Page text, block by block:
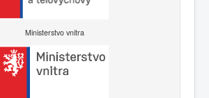
Ministerstvo vnitra